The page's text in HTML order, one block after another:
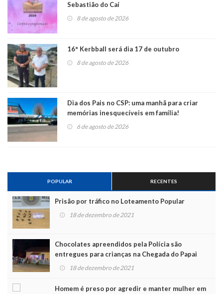
Sebastião do Caí
8 de agosto de 2026
16° Kerbball será dia 17 de outubro
8 de agosto de 2026
Dia dos Pais no CSP: uma manhã para criar
memórias inesquecíveis em família!
6 de agosto de 2026
POPULAR RECENTES
Prisão por tráfico no Loteamento Popular
18 de dezembro de 2021
Chocolates apreendidos pela Polícia são
entregues para crianças na Chegada do Papai
Noel 18 de dezembro de 2021
Homem é preso por agredir e manter mulher em